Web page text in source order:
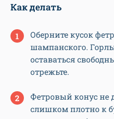
Как делать
Оберните кусок
шампанского.
оставаться
отрежьте.
Фетровый конус не
слишком плотно к